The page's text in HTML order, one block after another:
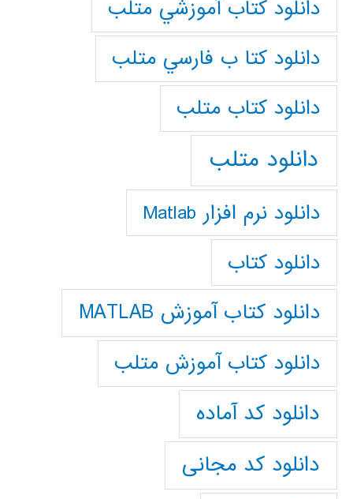
دانلود كتاب آموزشي متلب
دانلود كتا ب فارسي متلب
دانلود كتاب متلب
دانلود متلب
دانلود نرم افزار Matlab
دانلود کتاب
دانلود کتاب آموزش MATLAB
دانلود کتاب آموزش متلب
دانلود کد آماده
دانلود کد مجانی